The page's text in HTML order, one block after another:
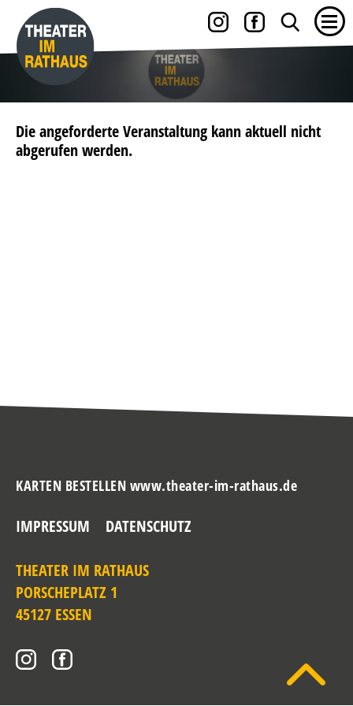
Die angeforderte Veranstaltung kann aktuell nicht
abgerufen werden.
KARTEN BESTELLEN www.theater-im-rathaus.de
IMPRESSUM DATENSCHUTZ
THEATER IM RATHAUS
PORSCHEPLATZ 1
45127 ESSEN